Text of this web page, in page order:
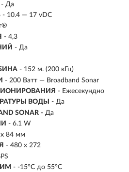
- Да
- 10.4 — 17 vDC
- 4,3
- Да
- 152 м. (200 кГц)
- 200 Ватт — Broadband Sonar
- Ежесекундно
ВОДЫ
- Да
SONAR - Да
- 6.1 W
x 84 мм
- 480 x 272
- -15°C до 55°C